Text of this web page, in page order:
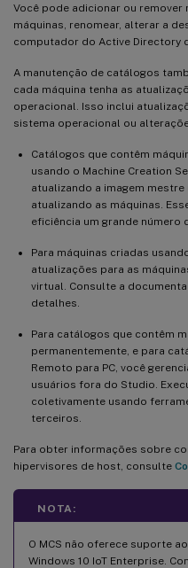
Você pode adicionar ou remover
máquinas, renomear, alterar a
computador do Active Directory
A manutenção de catálogos
cada máquina tenha as
operacional. Isso inclui
sistema operacional ou
Catálogos que contêm
usando o Machine Creation
atualizando a imagem mestre
atualizando as máquinas.
eficiência um grande número
Para máquinas criadas
atualizações para as
virtual. Consulte a
detalhes.
Para catálogos que contêm
permanentemente, e para
Remoto para PC, você
usuários fora do Studio.
coletivamente usando
terceiros.
Para obter informações sobre
hipervisores de host, consulte
NOTA:
O MCS não oferece suporte
Windows 10 IoT Enterprise.